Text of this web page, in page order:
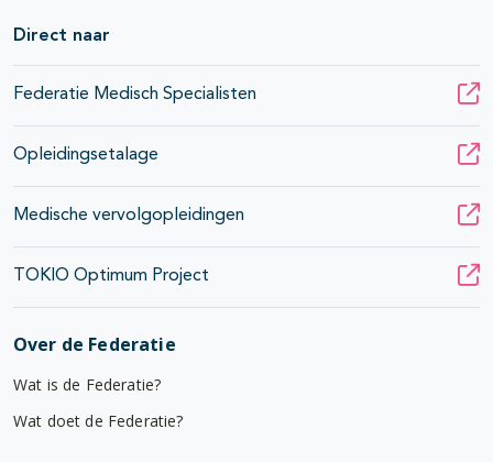
Direct naar
Federatie Medisch Specialisten
Opleidingsetalage
Medische vervolgopleidingen
TOKIO Optimum Project
Over de Federatie
Wat is de Federatie?
Wat doet de Federatie?